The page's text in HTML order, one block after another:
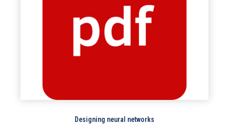
Designing neural networks